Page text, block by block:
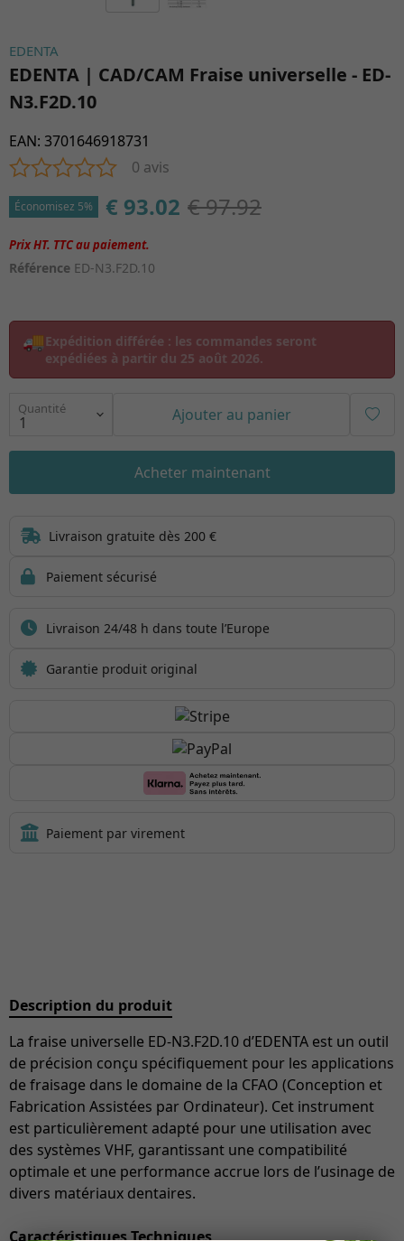
EDENTA
EDENTA | CAD/CAM Fraise universelle - ED-
N3.F2D.10
EAN: 3701646918731
0 avis
Économisez 5% € 93.02 € 97.92
Référence ED-N3.F2D.10
🚚Expédition différée : les commandes seront
expédiées à partir du 25 août 2026.
Quantité Ajouter au panier
Acheter maintenant
Description du produit
La fraise universelle ED-N3.F2D.10 d’EDENTA est un outil
de précision conçu spécifiquement pour les applications
de fraisage dans le domaine de la CFAO (Conception et
Fabrication Assistées par Ordinateur). Cet instrument
est particulièrement adapté pour une utilisation avec
des systèmes VHF, garantissant une compatibilité
optimale et une performance accrue lors de l’usinage de
divers matériaux dentaires.
Caractéristiques Techniques